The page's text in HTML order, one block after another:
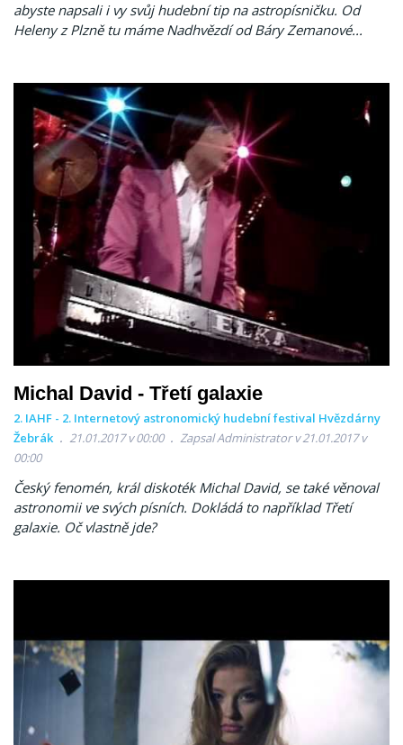
abyste napsali i vy svůj hudební tip na astropísničku. Od
Heleny z Plzně tu máme Nadhvězdí od Báry Zemanové...
Michal David - Třetí galaxie
2. IAHF - 2. Internetový astronomický hudební festival Hvězdárny
Žebrák
21.01.2017 v 00:00
Zapsal Administrator v 21.01.2017 v
00:00
Český fenomén, král diskoték Michal David, se také věnoval
astronomii ve svých písních. Dokládá to například Třetí
galaxie. Oč vlastně jde?